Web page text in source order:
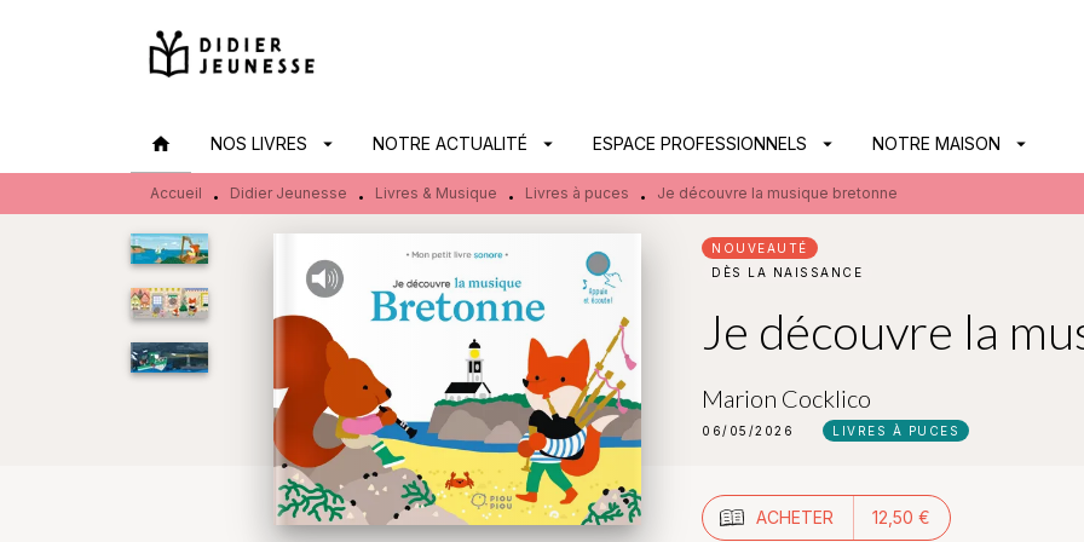
MENU RECHERCHE
home NOS LIVRES arrow_drop_down NOTRE ACTUALITÉ arrow_drop_down ESPACE PROFESSIONNELS arrow_drop_down NOTRE MAISON arrow_drop_down
Accueil • Didier Jeunesse • Livres & Musique • Livres à puces • Je découvre la musique bretonne
NOUVEAUTÉ
DÈS LA NAISSANCE
Je découvre la
Marion Cocklico
06/05/2026 LIVRES À PUCES
ACHETER 12,50 €